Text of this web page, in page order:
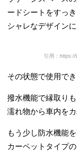
ードシートをすっ
シャレなデザイン
引用：
その状態で使用で
撥水機能で縁取り
濡れ物から車内を
もう少し防水機能
カーペットタイプ